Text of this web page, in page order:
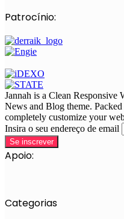
Patrocínio:
Jannah is a Clean Responsive
News and Blog theme.
completely customize your
Insira o seu endereço de email
Apoio:
Categorias